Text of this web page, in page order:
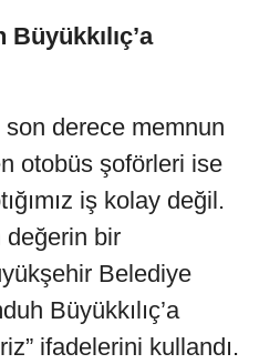
derece memnun
otobüs şoförleri ise
iş kolay değil.
değerin bir
Belediye
Büyükkılıç’a
ifadelerini kullandı.